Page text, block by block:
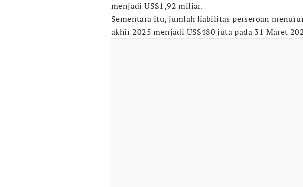
menjadi US$1,92 miliar.
Sementara itu, jumlah liabilitas perseroan
akhir 2025 menjadi US$480 juta pada 31 Maret